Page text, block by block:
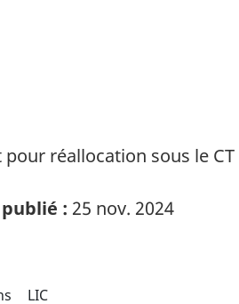
réallocation sous le
: 25 nov. 2024
LIC